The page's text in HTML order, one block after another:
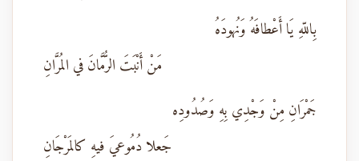
بِاللّهِ يَا أَعْطافَهُ وَنُهودَهُ
مَنْ أَنْبَتَ الرُّمَّانَ في المُرَّانِ
جَمْرَانِ مِنْ وَجْدِي بِهِ وَصُدُودِه
جَعلا دُمُوعيَ فيهِ كالمَرْجَانِ